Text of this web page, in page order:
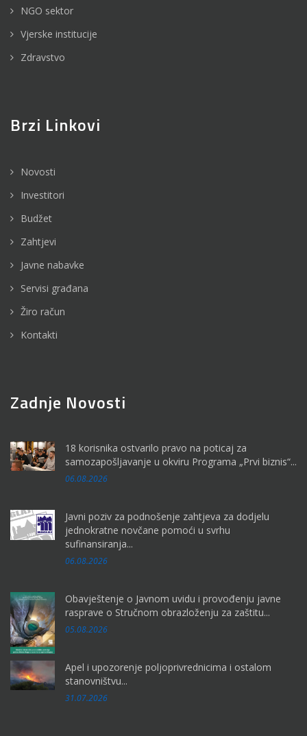
NGO sektor
Vjerske institucije
Zdravstvo
Brzi Linkovi
Novosti
Investitori
Budžet
Zahtjevi
Javne nabavke
Servisi građana
Žiro račun
Kontakti
Zadnje Novosti
18 korisnika ostvarilo pravo na poticaj za
samozapošljavanje u okviru Programa „Prvi biznis“...
06.08.2026
Javni poziv za podnošenje zahtjeva za dodjelu
jednokratne novčane pomoći u svrhu
sufinansiranja...
06.08.2026
Obavještenje o Javnom uvidu i provođenju javne
rasprave o Stručnom obrazloženju za zaštitu...
05.08.2026
Apel i upozorenje poljoprivrednicima i ostalom
stanovništvu...
31.07.2026